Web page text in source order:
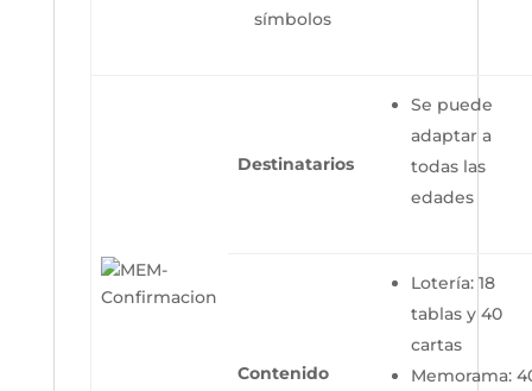
símbolos
Destinatarios
Se puede
adaptar a
todas las
edades
Contenido
Lotería: 18
tablas y 40
cartas
Memorama: